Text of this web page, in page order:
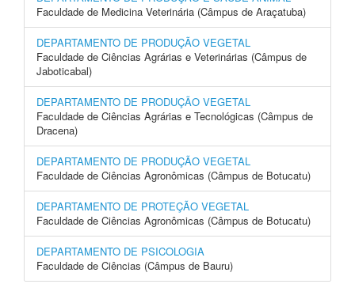
Faculdade de Medicina Veterinária (Câmpus de Araçatuba)
DEPARTAMENTO DE PRODUÇÃO VEGETAL
Faculdade de Ciências Agrárias e Veterinárias (Câmpus de
Jaboticabal)
DEPARTAMENTO DE PRODUÇÃO VEGETAL
Faculdade de Ciências Agrárias e Tecnológicas (Câmpus de
Dracena)
DEPARTAMENTO DE PRODUÇÃO VEGETAL
Faculdade de Ciências Agronômicas (Câmpus de Botucatu)
DEPARTAMENTO DE PROTEÇÃO VEGETAL
Faculdade de Ciências Agronômicas (Câmpus de Botucatu)
DEPARTAMENTO DE PSICOLOGIA
Faculdade de Ciências (Câmpus de Bauru)